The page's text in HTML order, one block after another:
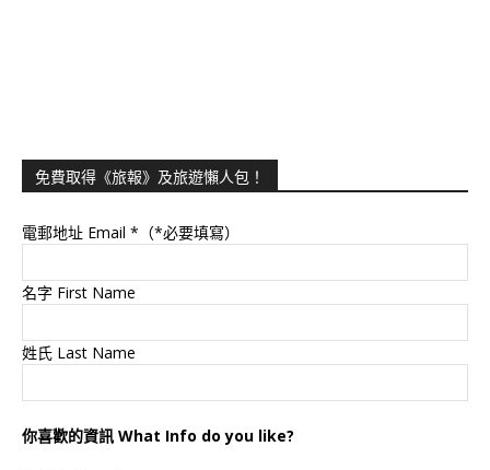
免費取得《旅報》及旅遊懶人包！
電郵地址 Email *（*必要填寫）
名字 First Name
姓氏 Last Name
你喜歡的資訊 What Info do you like?